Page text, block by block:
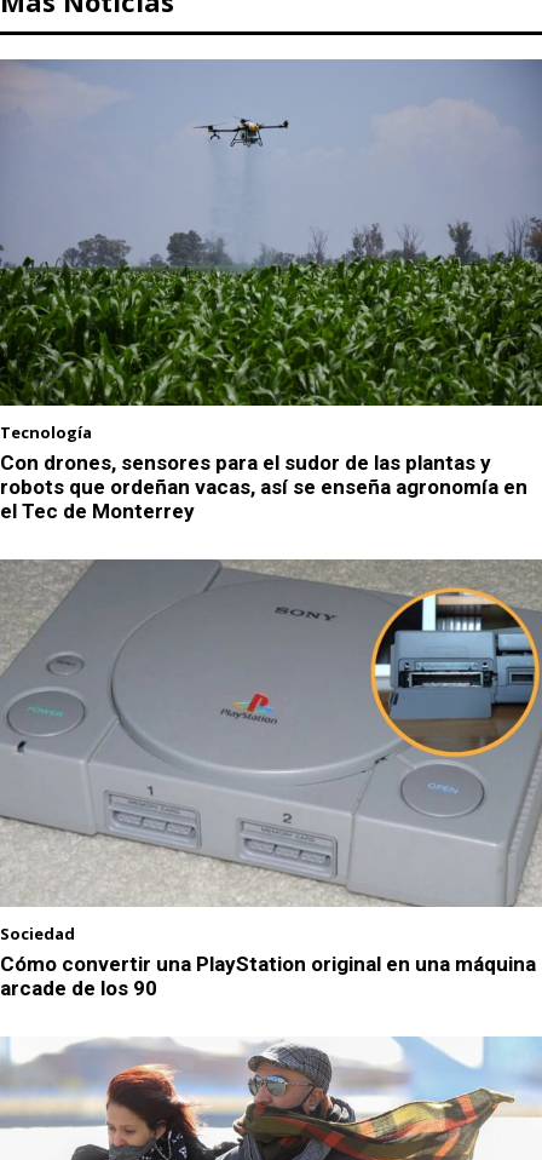
Tecnología
Con drones, sensores para el sudor de las plantas y
robots que ordeñan vacas, así se enseña agronomía en
el Tec de Monterrey
Sociedad
Cómo convertir una PlayStation original en una máquina
arcade de los 90